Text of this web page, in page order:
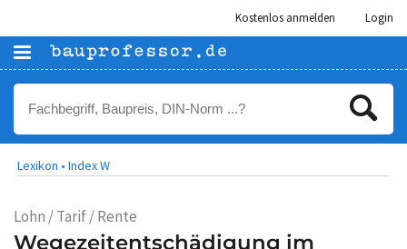
Kostenlos anmelden Login
Lexikon • Index W
Lohn / Tarif / Rente
Wegezeitentschädigung im